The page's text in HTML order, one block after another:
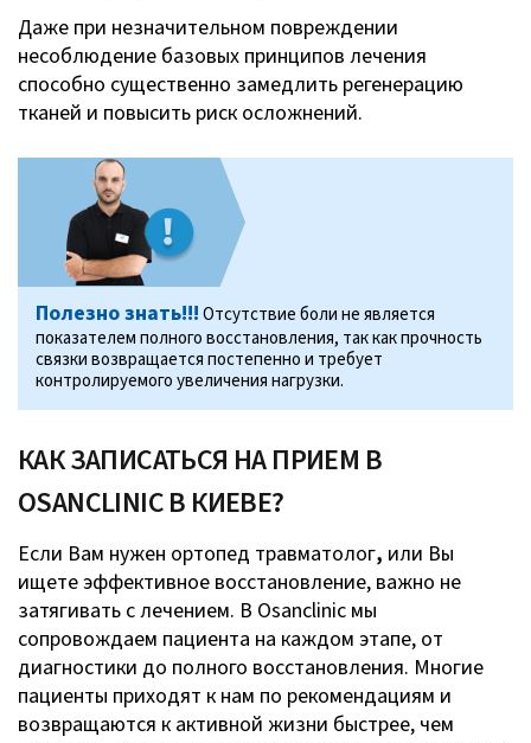
Даже при незначительном повреждении
несоблюдение базовых принципов лечения
способно существенно замедлить регенерацию
тканей и повысить риск осложнений.
Полезно знать!!!Отсутствие боли не является
показателем полного восстановления, так как прочность
связки возвращается постепенно и требует
контролируемого увеличения нагрузки.
КАК ЗАПИСАТЬСЯ НА ПРИЕМ В
OSANCLINIC В КИЕВЕ?
Если Вам нужен ортопед травматолог, или Вы
ищете эффективное восстановление, важно не
затягивать с лечением. В Osanclinic мы
сопровождаем пациента на каждом этапе, от
диагностики до полного восстановления. Многие
пациенты приходят к нам по рекомендациям и
возвращаются к активной жизни быстрее, чем